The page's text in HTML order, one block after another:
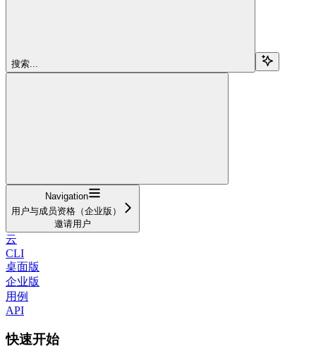
搜索...
Navigation
用户与成员资格（企业版）
邀请用户
云
CLI
桌面版
企业版
用例
API
快速开始